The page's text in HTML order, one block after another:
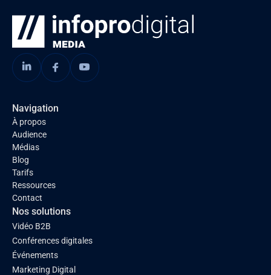
Navigation
À propos
Audience
Médias
Blog
Tarifs
Ressources
Contact
Nos solutions
Vidéo B2B
Conférences digitales
Événements
Marketing Digital